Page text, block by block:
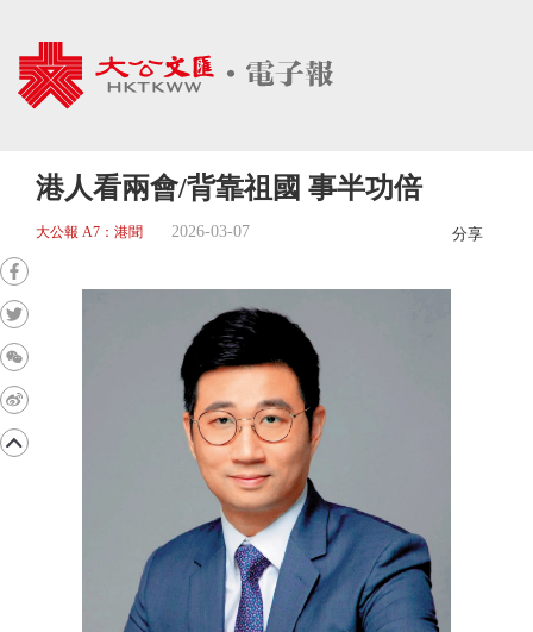
港人看兩會/背靠祖國 事半功倍
大公報 A7：港聞 2026-03-07 分享